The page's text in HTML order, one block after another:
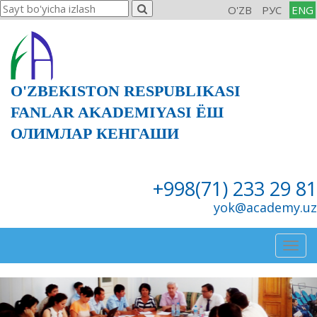
O'ZB РУС ENG
O'ZBEKISTON RESPUBLIKASI
FANLAR AKADEMIYASI ЁШ
ОЛИМЛАР КЕНГАШИ
+998(71) 233 29 81
yok@academy.uz